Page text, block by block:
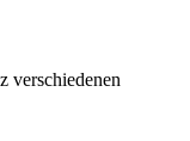
verschiedenen